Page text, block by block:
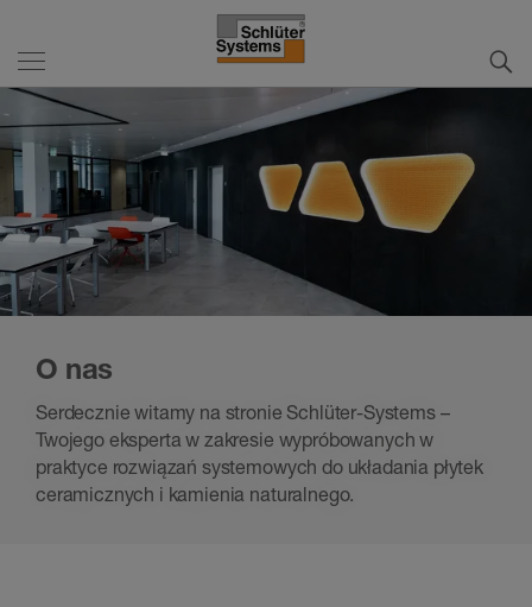
O nas
Serdecznie witamy na stronie Schlüter-Systems –
Twojego eksperta w zakresie wypróbowanych w
praktyce rozwiązań systemowych do układania płytek
ceramicznych i kamienia naturalnego.